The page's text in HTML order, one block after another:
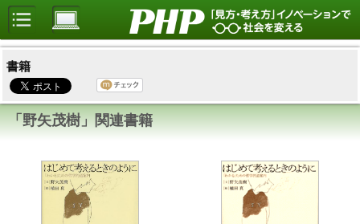
書籍
「野矢茂樹」関連書籍